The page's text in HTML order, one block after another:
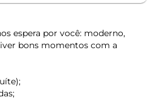
espera por você: moderno,
bons momentos com a